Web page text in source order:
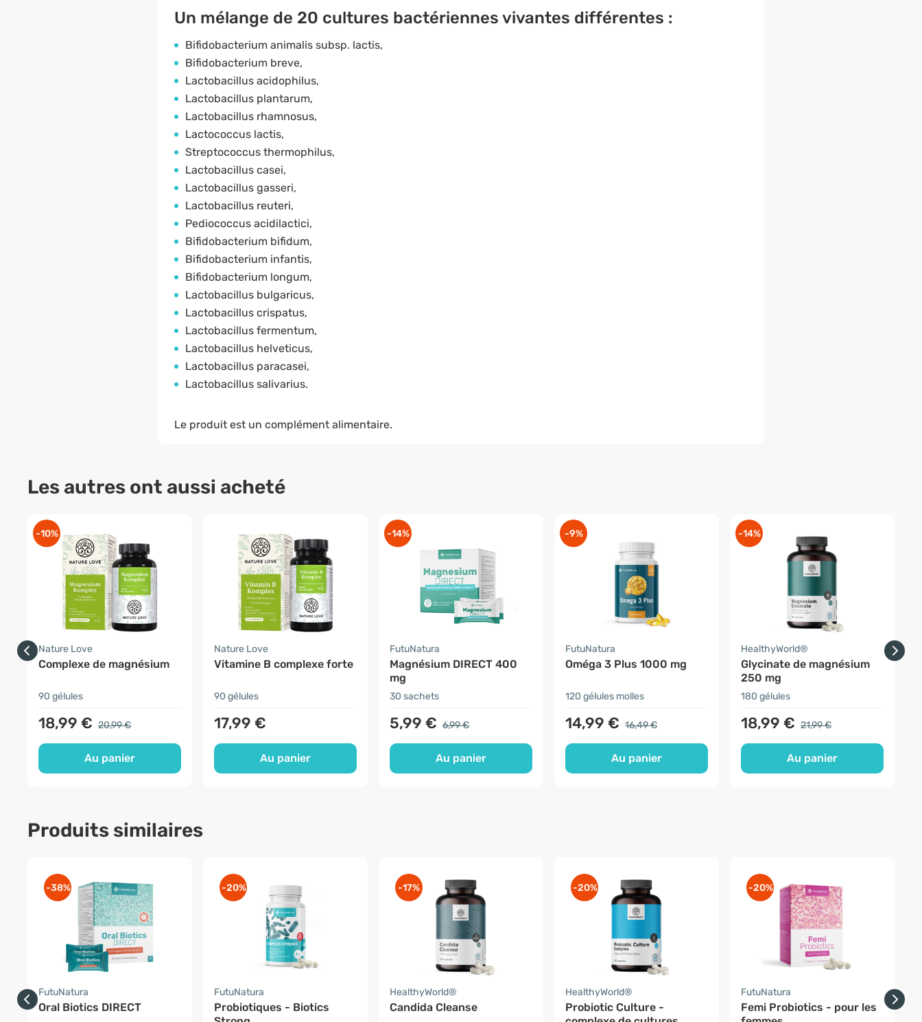
Un mélange de 20 cultures bactériennes vivantes différentes :
Bifidobacterium animalis subsp. lactis,
Bifidobacterium breve,
Lactobacillus acidophilus,
Lactobacillus plantarum,
Lactobacillus rhamnosus,
Lactococcus lactis,
Streptococcus thermophilus,
Lactobacillus casei,
Lactobacillus gasseri,
Lactobacillus reuteri,
Pediococcus acidilactici,
Bifidobacterium bifidum,
Bifidobacterium infantis,
Bifidobacterium longum,
Lactobacillus bulgaricus,
Lactobacillus crispatus,
Lactobacillus fermentum,
Lactobacillus helveticus,
Lactobacillus paracasei,
Lactobacillus salivarius.
Le produit est un complément alimentaire.
Les autres ont aussi acheté
-10%
Nature Love
Complexe de magnésium
90 gélules
18,99 € 20,99 €
Au panier
Nature Love
Vitamine B complexe forte
90 gélules
17,99 €
Au panier
-14%
FutuNatura
Magnésium DIRECT 400
mg
30 sachets
5,99 € 6,99 €
Au panier
-9%
FutuNatura
Oméga 3 Plus 1000 mg
120 gélules molles
14,99 € 16,49 €
Au panier
-14%
HealthyWorld®
Glycinate de magnésium
250 mg
180 gélules
18,99 € 21,99 €
Au panier
Produits similaires
-38%
FutuNatura
Oral Biotics DIRECT
-20%
FutuNatura
Probiotiques - Biotics
-17%
HealthyWorld®
Candida Cleanse
-20%
HealthyWorld®
Probiotic Culture -
-20%
FutuNatura
Femi Probiotics - pour les